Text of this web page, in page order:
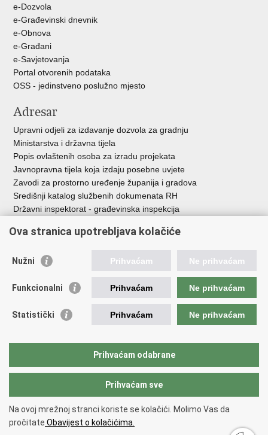
e-Dozvola
e-Građevinski dnevnik
e-Obnova
e-Građani
e-Savjetovanja
Portal otvorenih podataka
OSS - jedinstveno poslužno mjesto
Adresar
Upravni odjeli za izdavanje dozvola za gradnju
Ministarstva i državna tijela
Popis ovlaštenih osoba za izradu projekata
Javnopravna tijela koja izdaju posebne uvjete
Zavodi za prostorno uređenje županija i gradova
Središnji katalog službenih dokumenata RH
Državni inspektorat - građevinska inspekcija
Vlada Republike Hrvatske
Agencija za pravni promet i posredovanje nekretninama
Fond za zaštitu okoliša i energetsku učinkovitost
Državne nekretnine d.o.o.
Copyright © 2026 Ministarstvo prostornoga uređenja, graditeljstva i
državne imovine.
Uvjeti korištenja.Izjava o pristupačnosti
Ova stranica upotrebljava kolačiće
Nužni Prihvaćam Ne prihvaćam
Funkcionalni Prihvaćam Ne prihvaćam
Statistički Prihvaćam Ne prihvaćam
Prihvaćam odabrane
Prihvaćam sve
Na ovoj mrežnoj stranci koriste se kolačići. Molimo Vas da
pročitate Obavijest o kolačićima.